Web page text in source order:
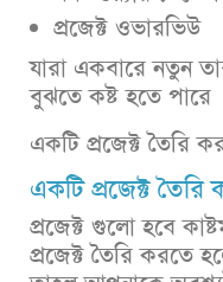
প্রজেক্ট ওভারভিউ
যারা একবারে নতুন
বুঝতে কষ্ট হতে পারে
একটি প্রজেক্ট তৈরি
একটি প্রজেক্ট
প্রজেক্ট গুলো হবে
প্রজেক্ট তৈরি করতে